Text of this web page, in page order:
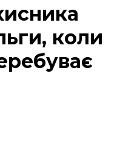
коли